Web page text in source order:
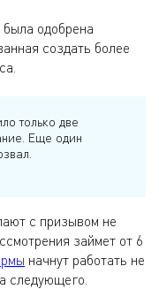
одобрена
создать более
только две
Еще один
с призывом не
займет от 6
начнут работать не
следующего.